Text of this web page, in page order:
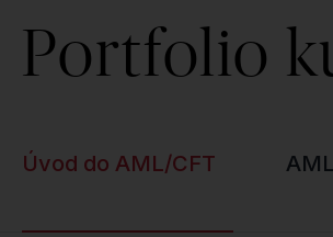
Portfolio
Úvod do AML/CFT